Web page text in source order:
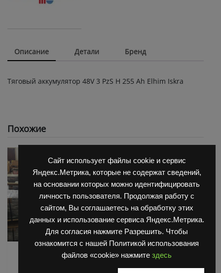
Сайт использует файлы cookie и сервис
Яндекс.Метрика, которые не содержат сведений,
на основании которых можно идентифицировать
личность пользователя. Продолжая работу с
сайтом, Вы соглашаетесь на обработку этих
данных и использование сервиса Яндекс.Метрика.
Для согласия нажмите Разрешить. Чтобы
ознакомится с нашей Политикой использования
файлов «cookie» нажмите здесь
Описание Детали Бренд
Тяговый аккумулятор 48V 3 PzS Н 255 Ah Elhim Iskra
Похожие
АКБ для Balkanсar
(Балканкар)
АКБ для Balkanсar
(Балканкар)